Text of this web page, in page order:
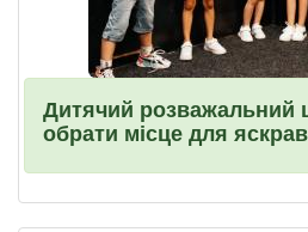
Дитячий розважальний
обрати місце для